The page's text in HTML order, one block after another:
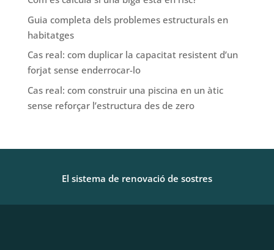
Guia completa dels problemes estructurals en
habitatges
Cas real: com duplicar la capacitat resistent d’un
forjat sense enderrocar-lo
Cas real: com construir una piscina en un àtic
sense reforçar l’estructura des de zero
El sistema de renovació de sostres